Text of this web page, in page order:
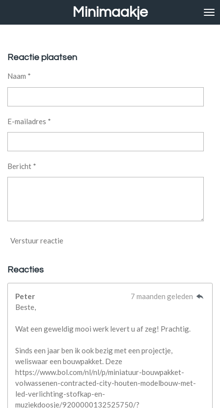
hoofdinhoud
Minimaakje
Reactie plaatsen
Naam *
E-mailadres *
Bericht *
Verstuur reactie
Reacties
Peter
7 maanden geleden
Beste,
Wat een geweldig mooi werk levert u af zeg! Prachtig.
Sinds een jaar ben ik ook bezig met een projectje,
weliswaar een bouwpakket. Deze
https://www.bol.com/nl/nl/p/miniatuur-bouwpakket-
volwassenen-contracted-city-houten-modelbouw-met-
led-verlichting-stofkap-en-
muziekdoosje/9200000132525750/?